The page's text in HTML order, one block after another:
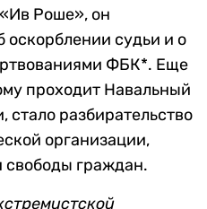
Роше», он
оскорблении судьи и о
ФБК*. Еще
проходит Навальный
стало разбирательство
организации,
свободы граждан.